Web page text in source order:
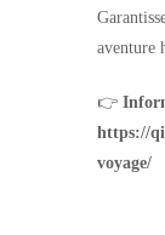
aventure
👉
https://
voyage/